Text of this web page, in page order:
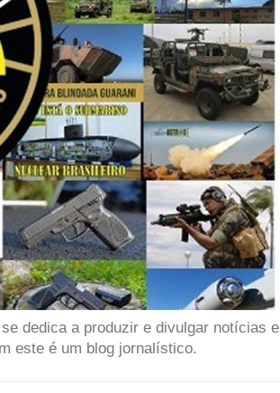
dedica a produzir e divulgar notícias e
este é um blog jornalístico.